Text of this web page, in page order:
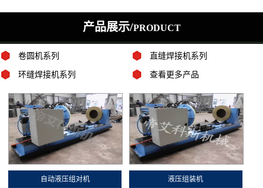
产品展示/PRODUCT
卷圆机系列 直缝焊接机系列
环缝焊接机系列 查看更多产品
自动液压组对机 液压组装机